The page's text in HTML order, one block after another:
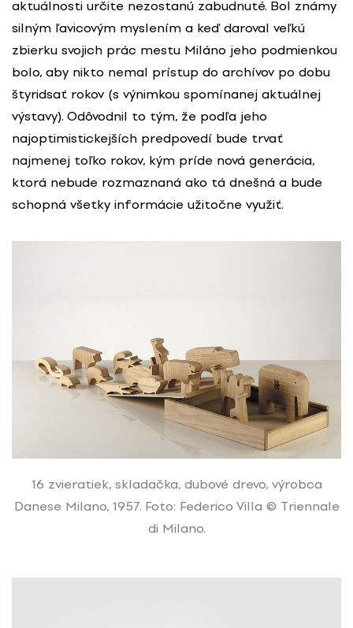
aktuálnosti určite nezostanú zabudnuté. Bol známy
silným ľavicovým myslením a keď daroval veľkú
zbierku svojich prác mestu Miláno jeho podmienkou
bolo, aby nikto nemal prístup do archívov po dobu
štyridsať rokov (s výnimkou spomínanej aktuálnej
výstavy). Odôvodnil to tým, že podľa jeho
najoptimistickejších predpovedí bude trvať
najmenej toľko rokov, kým príde nová generácia,
ktorá nebude rozmaznaná ako tá dnešná a bude
schopná všetky informácie užitočne využiť.
16 zvieratiek, skladačka, dubové drevo, výrobca
Danese Milano, 1957. Foto: Federico Villa © Triennale
di Milano.